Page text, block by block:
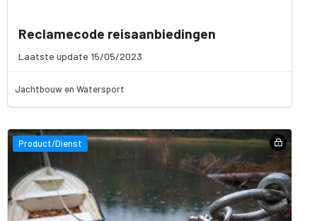
Reclamecode reisaanbiedingen
Laatste update 15/05/2023
Jachtbouw en Watersport
Product/Dienst